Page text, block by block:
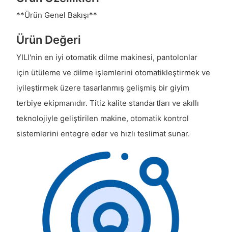
**Ürün Genel Bakışı**
Ürün Değeri
YILI'nin en iyi otomatik dilme makinesi, pantolonlar
için ütüleme ve dilme işlemlerini otomatikleştirmek ve
iyileştirmek üzere tasarlanmış gelişmiş bir giyim
terbiye ekipmanıdır. Titiz kalite standartları ve akıllı
teknolojiyle geliştirilen makine, otomatik kontrol
sistemlerini entegre eder ve hızlı teslimat sunar.